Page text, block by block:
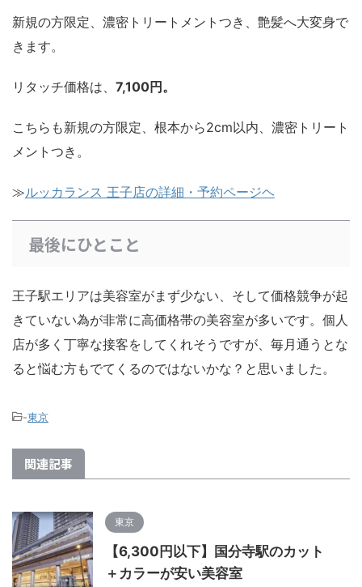
新規の方限定、濃密トリートメントつき、艶髪へ大変身で
きます。
リタッチ価格は、 7,100円。
こちらも新規の方限定、根本から2cm以内、濃密トリート
メントつき。
≫ルッカランス 王子店の詳細・予約ページヘ
最後にひとこと
王子駅エリアは美容室がまず少ない、そして価格競争が起
きていない為が非常に高価格帯の美容室が多いです。個人
店が多く丁寧な接客をしてくれそうですが、毎月通うとな
ると悩む方もでてくるのではないかな？と思いました。
-東京
関連記事
東京
【6,300円以下】国分寺駅のカット
＋カラーが安い美容室